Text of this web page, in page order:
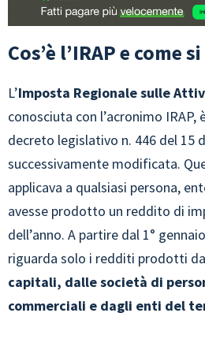
Cos’è l’IRAP e come
L’Imposta Regionale sulle
conosciuta con l’acronimo
decreto legislativo n. 446 del 15
successivamente modificata.
applicava a qualsiasi persona,
avesse prodotto un reddito di
dell’anno. A partire dal 1°
riguarda solo i redditi prodotti
capitali, dalle società di
commerciali e dagli enti del